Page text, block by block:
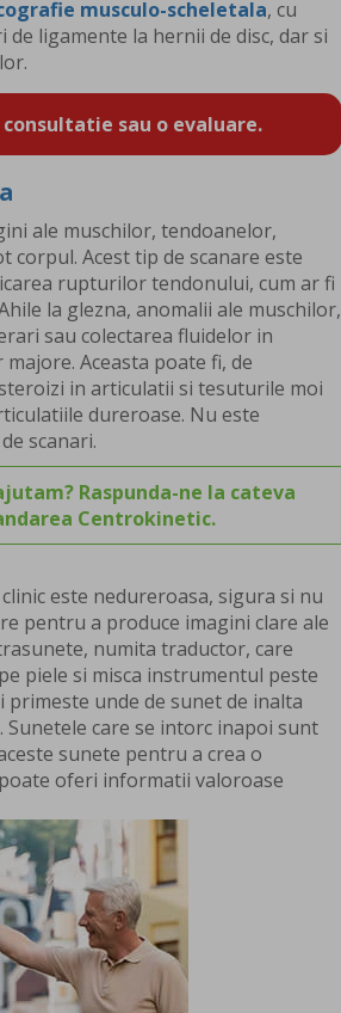
musculo-scheletala, cu
ligamente la hernii de disc, dar si
consultatie sau o evaluare.
ale muschilor, tendoanelor,
Acest tip de scanare este
rupturilor tendonului, cum ar fi
la glezna, anomalii ale muschilor,
sau colectarea fluidelor in
Aceasta poate fi, de
in articulatii si tesuturile moi
dureroase. Nu este
scanari.
Raspunda-ne la cateva
Centrokinetic.
este nedureroasa, sigura si nu
pentru a produce imagini clare ale
numita traductor, care
piele si misca instrumentul peste
unde de sunet de inalta
care se intorc inapoi sunt
sunete pentru a crea o
oferi informatii valoroase